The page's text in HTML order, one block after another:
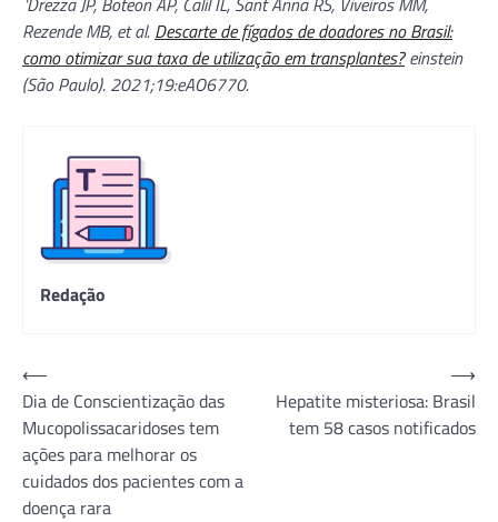
Rezende MB, et al. Descarte de fígados de doadores no Brasil:
como otimizar sua taxa de utilização em transplantes?einstein
(São Paulo). 2021;19:eAO6770.
Redação
Navegação
de
Post
⟵
Dia de Conscientização das
Mucopolissacaridoses tem
ações para melhorar os
cuidados dos pacientes com a
doença rara
Hepatite misteriosa: Brasil
tem 58 casos notificados
⟶